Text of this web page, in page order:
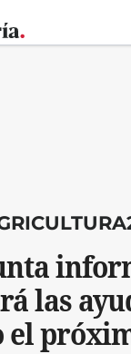
las
el